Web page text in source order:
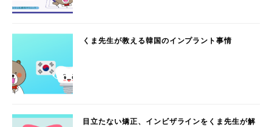
くま先生が教える韓国のインプラント事情
目立たない矯正、インビザラインをくま先生が解